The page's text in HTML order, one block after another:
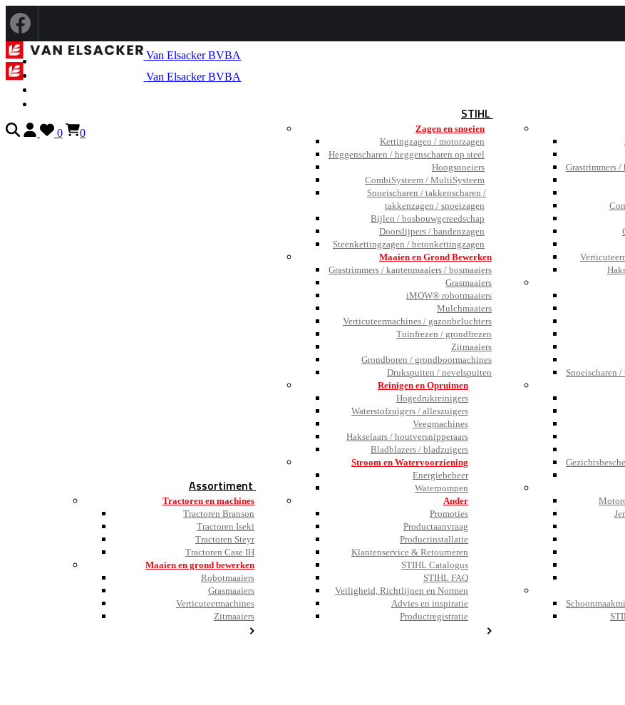
0 0
Van Elsacker BVBA
Van Elsacker BVBA
Assortiment
Tractoren en machines
Tractoren Branson
Tractoren Iseki
Tractoren Steyr
Tractoren Case IH
Maaien en grond bewerken
Robotmaaiers
Grasmaaiers
Verticuteermachines
Zitmaaiers
STIHL
Zagen en snoeien
Kettingzagen / motorzagen
Heggenscharen / heggenscharen op steel
Hoogsnoeiers
CombiSysteem / MultiSysteem
Snoeischaren / takkenscharen /
takkenzagen / snoeizagen
Bijlen / bosbouwgereedschap
Doorslijpers / bandenzagen
Steenkettingzagen / betonkettingzagen
Maaien en Grond Bewerken
Grastrimmers / kantenmaaiers / bosmaaiers
Grasmaaiers
iMOW® robotmaaiers
Mulchmaaiers
Verticuteermachines / gazonbeluchters
Tuinfrezen / grondfrezen
Zitmaaiers
Grondboren / grondboormachines
Drukspuiten / nevelspuiten
Reinigen en Opruimen
Hogedrukreinigers
Waterstofzuigers / alleszuigers
Veegmachines
Hakselaars / houtversnipperaars
Bladblazers / bladzuigers
Stroom en Watervoorziening
Energiebeheer
Waterpompen
Ander
Promoties
Productaanvraag
Productinstallatie
Klantenservice & Retourneren
STIHL Catalogus
STIHL FAQ
Veiligheid, Richtlijnen en Normen
Advies en inspiratie
Productregistratie
Grastrimmers /
Snoeischaren